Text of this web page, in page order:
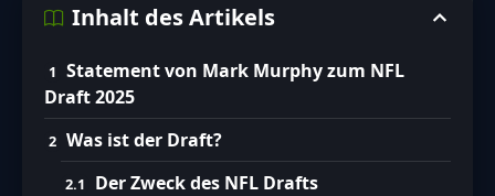
Inhalt des Artikels
Statement von Mark Murphy zum NFL
Draft 2025
Was ist der Draft?
Der Zweck des NFL Drafts